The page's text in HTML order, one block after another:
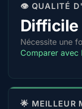
👁️ QUALITÉ
Difficile
Nécessite une
Comparer avec
🌟 MEILLEUR